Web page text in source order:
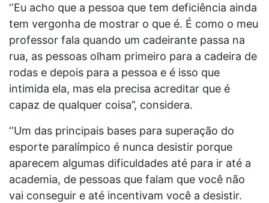
‘‘Eu acho que a pessoa que tem deficiência ainda
tem vergonha de mostrar o que é. É como o meu
professor fala quando um cadeirante passa na
rua, as pessoas olham primeiro para a cadeira de
rodas e depois para a pessoa e é isso que
intimida ela, mas ela precisa acreditar que é
capaz de qualquer coisa’’, considera.
‘‘Um das principais bases para superação do
esporte paralímpico é nunca desistir porque
aparecem algumas dificuldades até para ir até a
academia, de pessoas que falam que você não
vai conseguir e até incentivam você a desistir.